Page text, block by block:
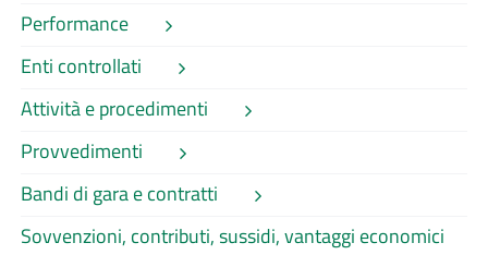
Performance
Enti controllati
Attività e procedimenti
Provvedimenti
Bandi di gara e contratti
Sovvenzioni, contributi, sussidi, vantaggi economici